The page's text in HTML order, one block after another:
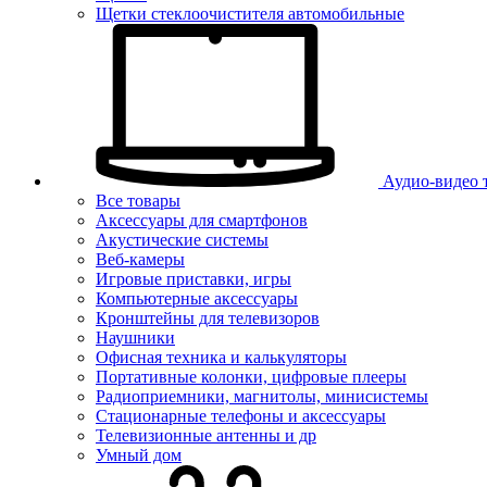
Щетки стеклоочистителя автомобильные
Аудио-видео
Все товары
Аксессуары для смартфонов
Акустические системы
Веб-камеры
Игровые приставки, игры
Компьютерные аксессуары
Кронштейны для телевизоров
Наушники
Офисная техника и калькуляторы
Портативные колонки, цифровые плееры
Радиоприемники, магнитолы, минисистемы
Стационарные телефоны и аксессуары
Телевизионные антенны и др
Умный дом